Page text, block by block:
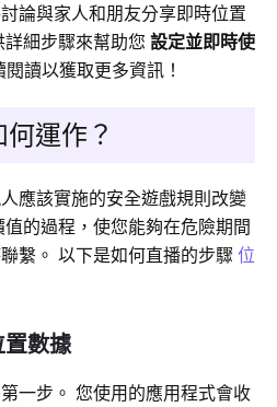
論與家人和朋友分享即時位置
細步驟來幫助您 設定並即時使
讀以獲取更多資訊！
運作？
應該實施的安全遊戲規則改變
的過程，使您能夠在危險期間
繫。 以下是如何直播的步驟位
數據
一步。 您使用的應用程式會收